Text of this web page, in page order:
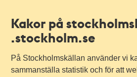
Kakor på
.stockholm.se
På Stockholmskällan använder vi
sammanställa statistik och för att